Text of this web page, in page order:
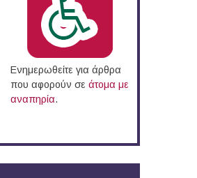
Ενημερωθείτε για άρθρα
που αφορούν σε άτομα με
αναπηρία.